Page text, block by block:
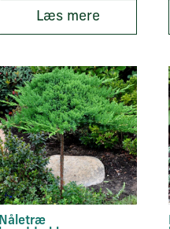
Læs mere
Nåletræ